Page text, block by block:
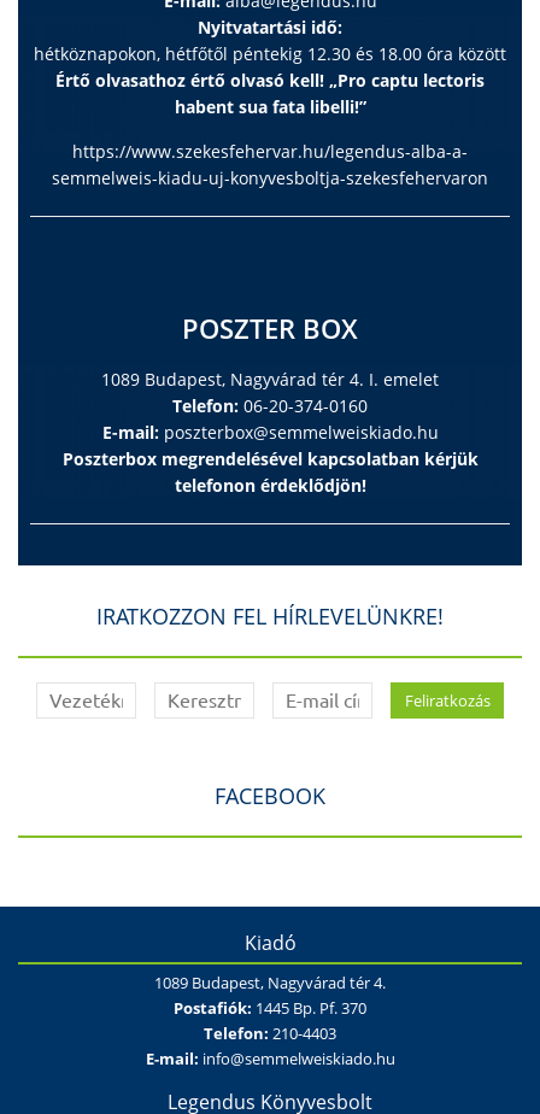
Nyitvatartási idő:
hétköznapokon, hétfőtől péntekig 12.30 és 18.00 óra között
Értő olvasathoz értő olvasó kell! „Pro captu lectoris
habent sua fata libelli!”
https://www.szekesfehervar.hu/legendus-alba-a-
semmelweis-kiadu-uj-konyvesboltja-szekesfehervaron
POSZTER BOX
1089 Budapest, Nagyvárad tér 4. I. emelet
Telefon: 06-20-374-0160
E-mail: poszterbox@semmelweiskiado.hu
Poszterbox megrendelésével kapcsolatban kérjük
telefonon érdeklődjön!
IRATKOZZON FEL HÍRLEVELÜNKRE!
FACEBOOK
Kiadó
1089 Budapest, Nagyvárad tér 4.
Postafiók: 1445 Bp. Pf. 370
Telefon: 210-4403
E-mail: info@semmelweiskiado.hu
Legendus Könyvesbolt